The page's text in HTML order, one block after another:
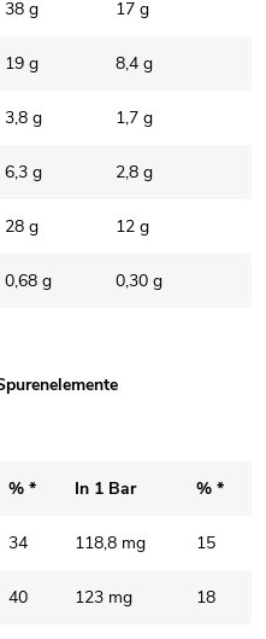
38 g 17 g
19 g 8,4 g
3,8 g 1,7 g
6,3 g 2,8 g
28 g 12 g
0,68 g 0,30 g
% * In 1 Bar % *
34 118,8 mg 15
40 123 mg 18